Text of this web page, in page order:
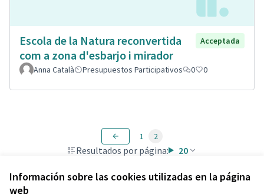
Información sobre las cookies utilizadas en la página
web
Escola de la Natura reconvertida
com a zona d'esbarjo i mirador
Acceptada
Anna Català Presupuestos Participativos 0 0
Resultados por página: 20
1 2